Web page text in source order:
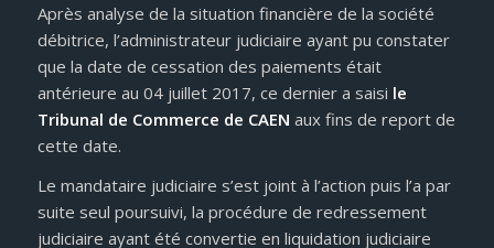
Après analyse de la situation financière de la société
débitrice, l’administrateur judiciaire ayant pu constater
que la date de cessation des paiements était
antérieure au 04 juillet 2017, ce dernier a saisi le
Tribunal de Commerce de CAEN aux fins de report de
cette date.
Le mandataire judiciaire s’est joint à l’action puis l’a par
suite seul poursuivi, la procédure de redressement
judiciaire ayant été convertie en liquidation judiciaire